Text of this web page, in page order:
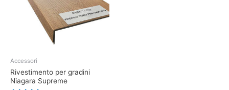
Accessori
Rivestimento per gradini
Niagara Supreme